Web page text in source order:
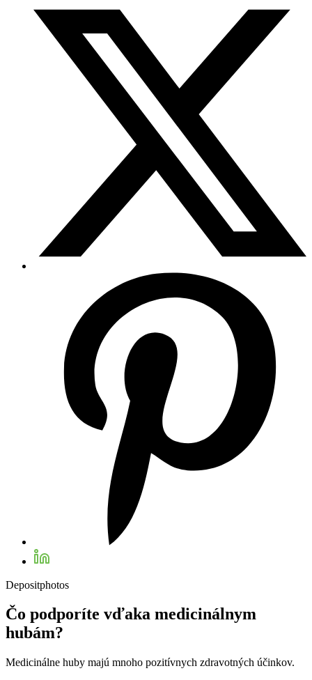
Depositphotos
Čo podporíte vďaka medicinálnym
hubám?
Medicinálne huby majú mnoho pozitívnych zdravotných účinkov.